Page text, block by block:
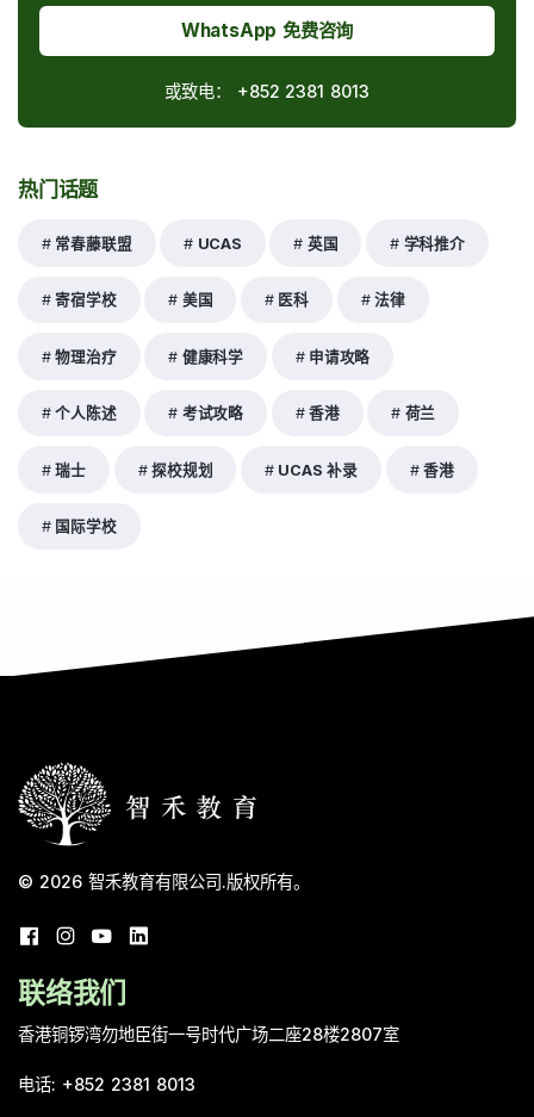
WhatsApp 免费咨询
或致电： +852 2381 8013
热门话题
常春藤联盟 UCAS 英国 学科推介
寄宿学校 美国 医科 法律
物理治疗 健康科学 申请攻略
个人陈述 考试攻略 香港 荷兰
瑞士 探校规划 UCAS 补录 香港
国际学校
© 2026 智禾教育有限公司.版权所有。
联络我们
香港铜锣湾勿地臣街一号时代广场二座28楼2807室
电话: +852 2381 8013